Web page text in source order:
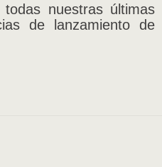
nuestras últimas
de lanzamiento de